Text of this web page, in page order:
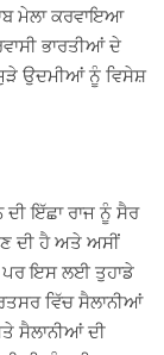
ਮੇਲਾ ਕਰਵਾਇਆ
ਭਾਰਤੀਆਂ ਦੇ
ਜੁੜੇ ਉਦਮੀਆਂ ਨੂੰ ਵਿਸੇਸ਼
ਇੱਛਾ ਰਾਜ ਨੂੰ ਸੈਰ
ਦੀ ਹੈ ਅਤੇ ਅਸੀਂ
ਪਰ ਇਸ ਲਈ ਤੁਹਾਡੇ
ਵਿੱਚ ਸੈਲਾਨੀਆਂ
ਸੈਲਾਨੀਆਂ ਦੀ